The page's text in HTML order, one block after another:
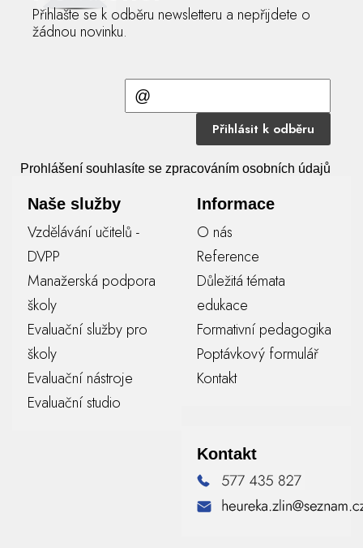
Přihlašte se k odběru newsletteru a nepřijdete o
žádnou novinku.
Přihlásit k odběru
Prohlášení souhlasíte se zpracováním osobních údajů
Naše služby
Vzdělávání učitelů -
DVPP
Manažerská podpora
školy
Evaluační služby pro
školy
Evaluační nástroje
Evaluační studio
Informace
O nás
Reference
Důležitá témata
edukace
Formativní pedagogika
Poptávkový formulář
Kontakt
Kontakt